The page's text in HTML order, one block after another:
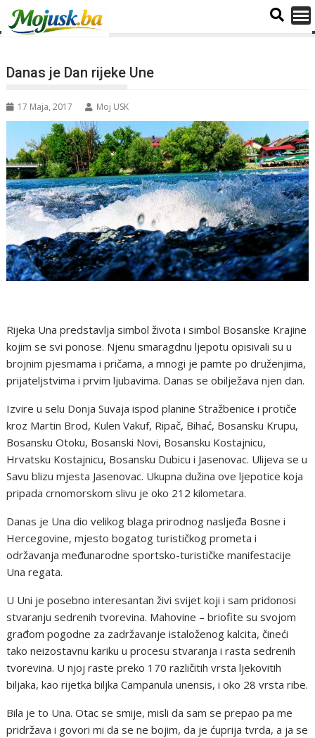
Danas je Dan rijeke Une
17 Maja, 2017 Moj USK
Rijeka Una predstavlja simbol života i simbol Bosanske Krajine
kojim se svi ponose. Njenu smaragdnu ljepotu opisivali su u
brojnim pjesmama i pričama, a mnogi je pamte po druženjima,
prijateljstvima i prvim ljubavima. Danas se obilježava njen dan.
Izvire u selu Donja Suvaja ispod planine Stražbenice i protiče
kroz Martin Brod, Kulen Vakuf, Ripač, Bihać, Bosansku Krupu,
Bosansku Otoku, Bosanski Novi, Bosansku Kostajnicu,
Hrvatsku Kostajnicu, Bosansku Dubicu i Jasenovac. Ulijeva se u
Savu blizu mjesta Jasenovac. Ukupna dužina ove ljepotice koja
pripada crnomorskom slivu je oko 212 kilometara.
Danas je Una dio velikog blaga prirodnog nasljeđa Bosne i
Hercegovine, mjesto bogatog turističkog prometa i
održavanja međunarodne sportsko-turističke manifestacije
Una regata.
U Uni je posebno interesantan živi svijet koji i sam pridonosi
stvaranju sedrenih tvorevina. Mahovine – briofite su svojom
građom pogodne za zadržavanje istaloženog kalcita, čineći
tako neizostavnu kariku u procesu stvaranja i rasta sedrenih
tvorevina. U njoj raste preko 170 različitih vrsta ljekovitih
biljaka, kao rijetka biljka Campanula unensis, i oko 28 vrsta ribe.
Bila je to Una. Otac se smije, misli da sam se prepao pa me
pridržava i govori mi da se ne bojim, da je ćuprija tvrda, a ja se